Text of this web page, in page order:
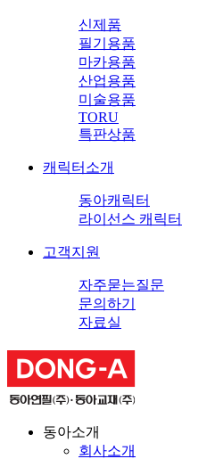
신제품
필기용품
마카용품
산업용품
미술용품
TORU
특판상품
캐릭터소개
동아캐릭터
라이선스 캐릭터
고객지원
자주묻는질문
문의하기
자료실
동아소개
회사소개